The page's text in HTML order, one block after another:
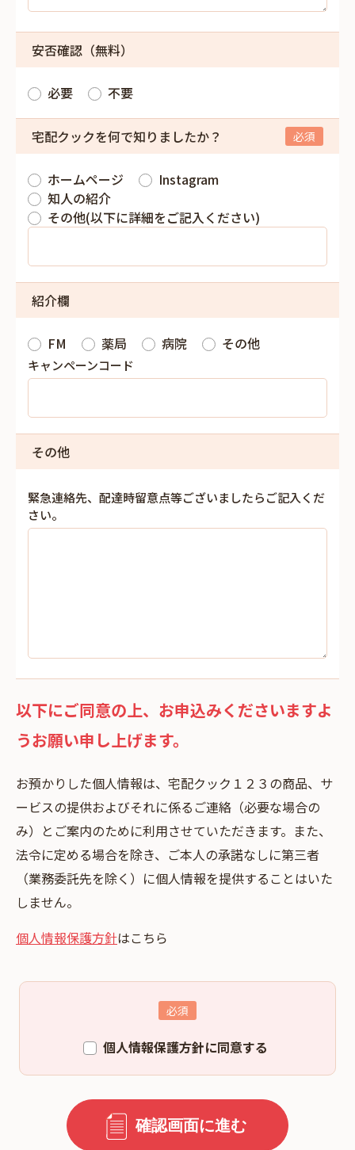
安否確認（無料）
必要 不要
宅配クックを何で知りましたか？
ホームページ
Instagram
知人の紹介
その他(以下に詳細をご記入ください)
紹介欄
FM 薬局 病院 その他
キャンペーンコード
その他
緊急連絡先、配達時留意点等ございましたらご記入くだ
さい。
以下にご同意の上、お申込みくださいますよ
うお願い申し上げます。
お預かりした個⼈情報は、宅配クック１２３の商品、サ
ービスの提供およびそれに係るご連絡（必要な場合の
み）とご案内のために利⽤させていただきます。また、
法令に定める場合を除き、ご本⼈の承諾なしに第三者
（業務委託先を除く）に個⼈情報を提供することはいた
しません。
個人情報保護方針はこちら
個人情報保護方針に同意する
確認画面に進む